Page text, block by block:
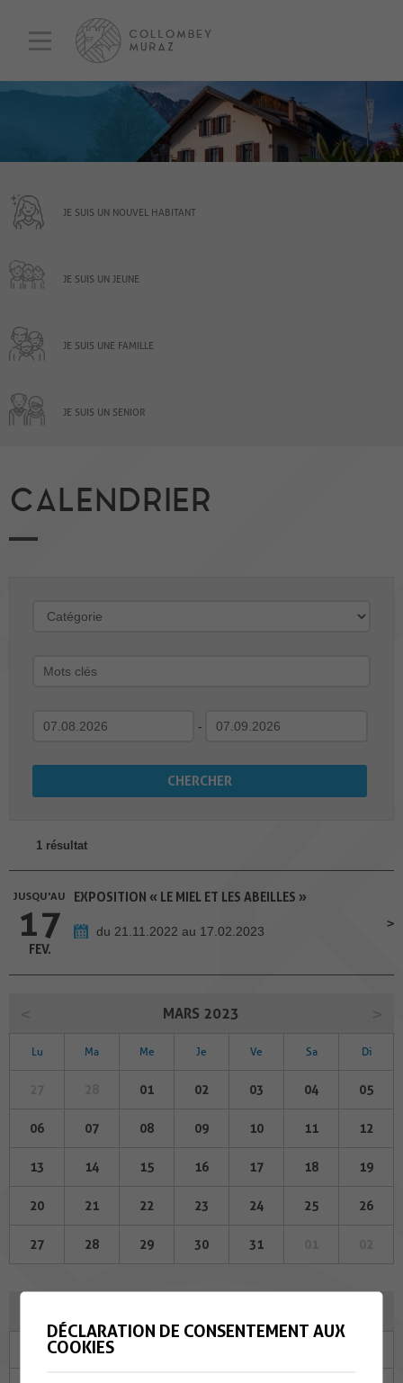
JE SUIS UN NOUVEL HABITANT
JE SUIS UN JEUNE
JE SUIS UNE FAMILLE
JE SUIS UN SENIOR
CALENDRIER
-
1 résultat
JUSQU'AU
17
FEV.
EXPOSITION « LE MIEL ET LES ABEILLES »
du 21.11.2022 au 17.02.2023
MARS 2023
Lu Ma Me Je Ve Sa Di
01 02 03 04 05
06 07 08 09 10 11 12
13 14 15 16 17 18 19
20 21 22 23 24 25 26
27 28 29 30 31
Ma
DÉCLARATION DE CONSENTEMENT AUX
COOKIES